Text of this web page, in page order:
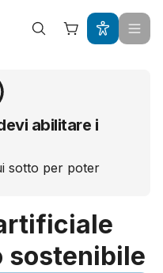
abilitare i
sotto per poter
sostenibile